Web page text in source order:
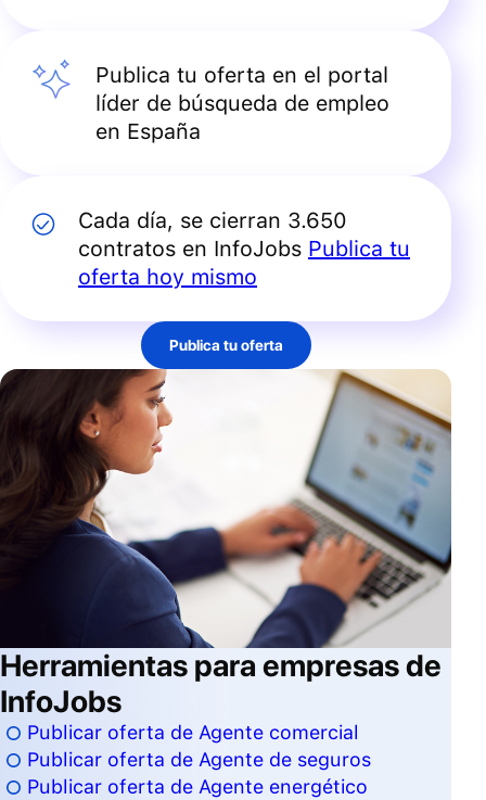
Publica tu oferta en el portal
líder de búsqueda de empleo
en España
Cada día, se cierran 3.650
contratos en InfoJobs Publica tu
oferta hoy mismo
Publica tu oferta
Herramientas para empresas de
InfoJobs
Publicar oferta de Agente comercial
Publicar oferta de Agente de seguros
Publicar oferta de Agente energético